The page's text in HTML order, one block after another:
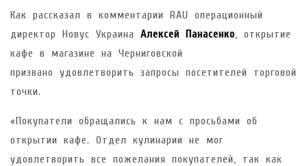
Как рассказал в комментарии RAU операционный
директор Новус Украина Алексей Панасенко, открытие
кафе в магазине на Черниговской
призвано удовлетворить запросы посетителей торговой
точки.
«Покупатели обращались к нам с просьбами об
открытии кафе. Отдел кулинарии не мог
удовлетворить все пожелания покупателей, так как